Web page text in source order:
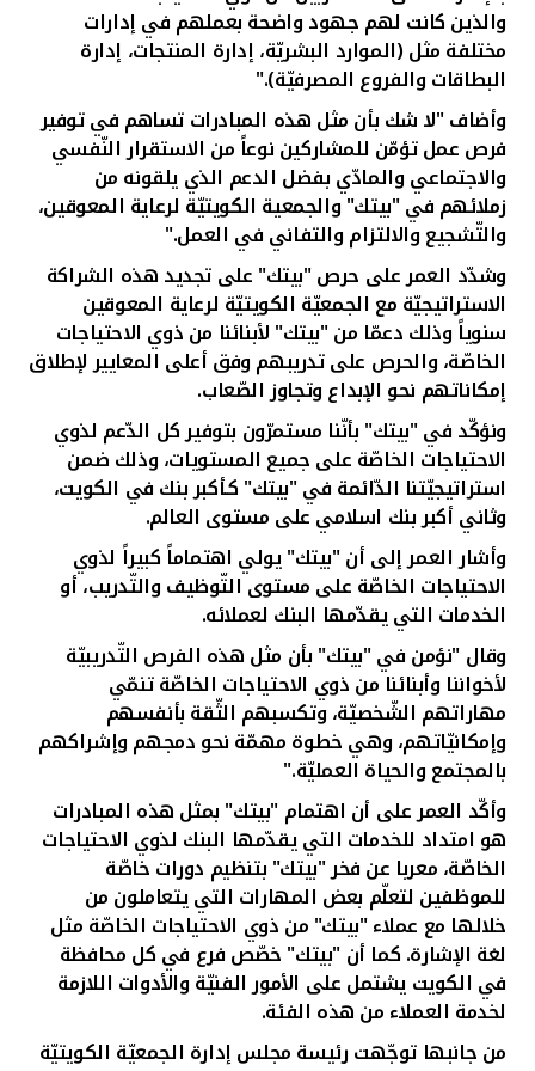
والذين كانت لهم جهود واضحة بعملهم في إدارات
مختلفة مثل (الموارد البشريّة، إدارة المنتجات، إدارة
البطاقات والفروع المصرفيّة)."
وأضاف "لا شك بأن مثل هذه المبادرات تساهم في توفير
فرص عمل تؤمّن للمشاركين نوعاً من الاستقرار النّفسي
والاجتماعي والمادّي بفضل الدعم الذي يلقونه من
زملائهم في "بيتك" والجمعية الكويتيّة لرعاية المعوقين،
والتّشجيع والالتزام والتفاني في العمل."
وشدّد العمر على حرص "بيتك" على تجديد هذه الشراكة
الاستراتيجيّة مع الجمعيّة الكويتيّة لرعاية المعوقين
سنوياً وذلك دعمّا من "بيتك" لأبنائنا من ذوي الاحتياجات
الخاصّة، والحرص على تدريبهم وفق أعلى المعايير لإطلاق
إمكاناتهم نحو الإبداع وتجاوز الصّعاب.
ونؤكّد في "بيتك" بأنّنا مستمرّون بتوفير كل الدّعم لذوي
الاحتياجات الخاصّة على جميع المستويات، وذلك ضمن
استراتيجيّتنا الدّائمة في "بيتك" كـأكبر بنك في الكويت،
وثاني أكبر بنك اسلامي على مستوى العالم.
وأشار العمر إلى أن "بيتك" يولي اهتماماً كبيراً لذوي
الاحتياجات الخاصّة على مستوى التّوظيف والتّدريب، أو
الخدمات التي يقدّمها البنك لعملائه.
وقال "نؤمن في "بيتك" بأن مثل هذه الفرص التّدريبيّة
لأخواننا وأبنائنا من ذوي الاحتياجات الخاصّة تنمّي
مهاراتهم الشّخصيّة، وتكسبهم الثّقة بأنفسهم
وإمكانيّاتهم، وهي خطوة مهمّة نحو دمجهم وإشراكهم
بالمجتمع والحياة العمليّة."
وأكّد العمر على أن اهتمام "بيتك" بمثل هذه المبادرات
هو امتداد للخدمات التي يقدّمها البنك لذوي الاحتياجات
الخاصّة، معربا عن فخر "بيتك" بتنظيم دورات خاصّة
للموظفين لتعلّم بعض المهارات التي يتعاملون من
خلالها مع عملاء "بيتك" من ذوي الاحتياجات الخاصّة مثل
لغة الإشارة. كما أن "بيتك" خصّص فرع في كل محافظة
في الكويت يشتمل على الأمور الفنيّة والأدوات اللازمة
لخدمة العملاء من هذه الفئة.
من جانبها توجّهت رئيسة مجلس إدارة الجمعيّة الكويتيّة